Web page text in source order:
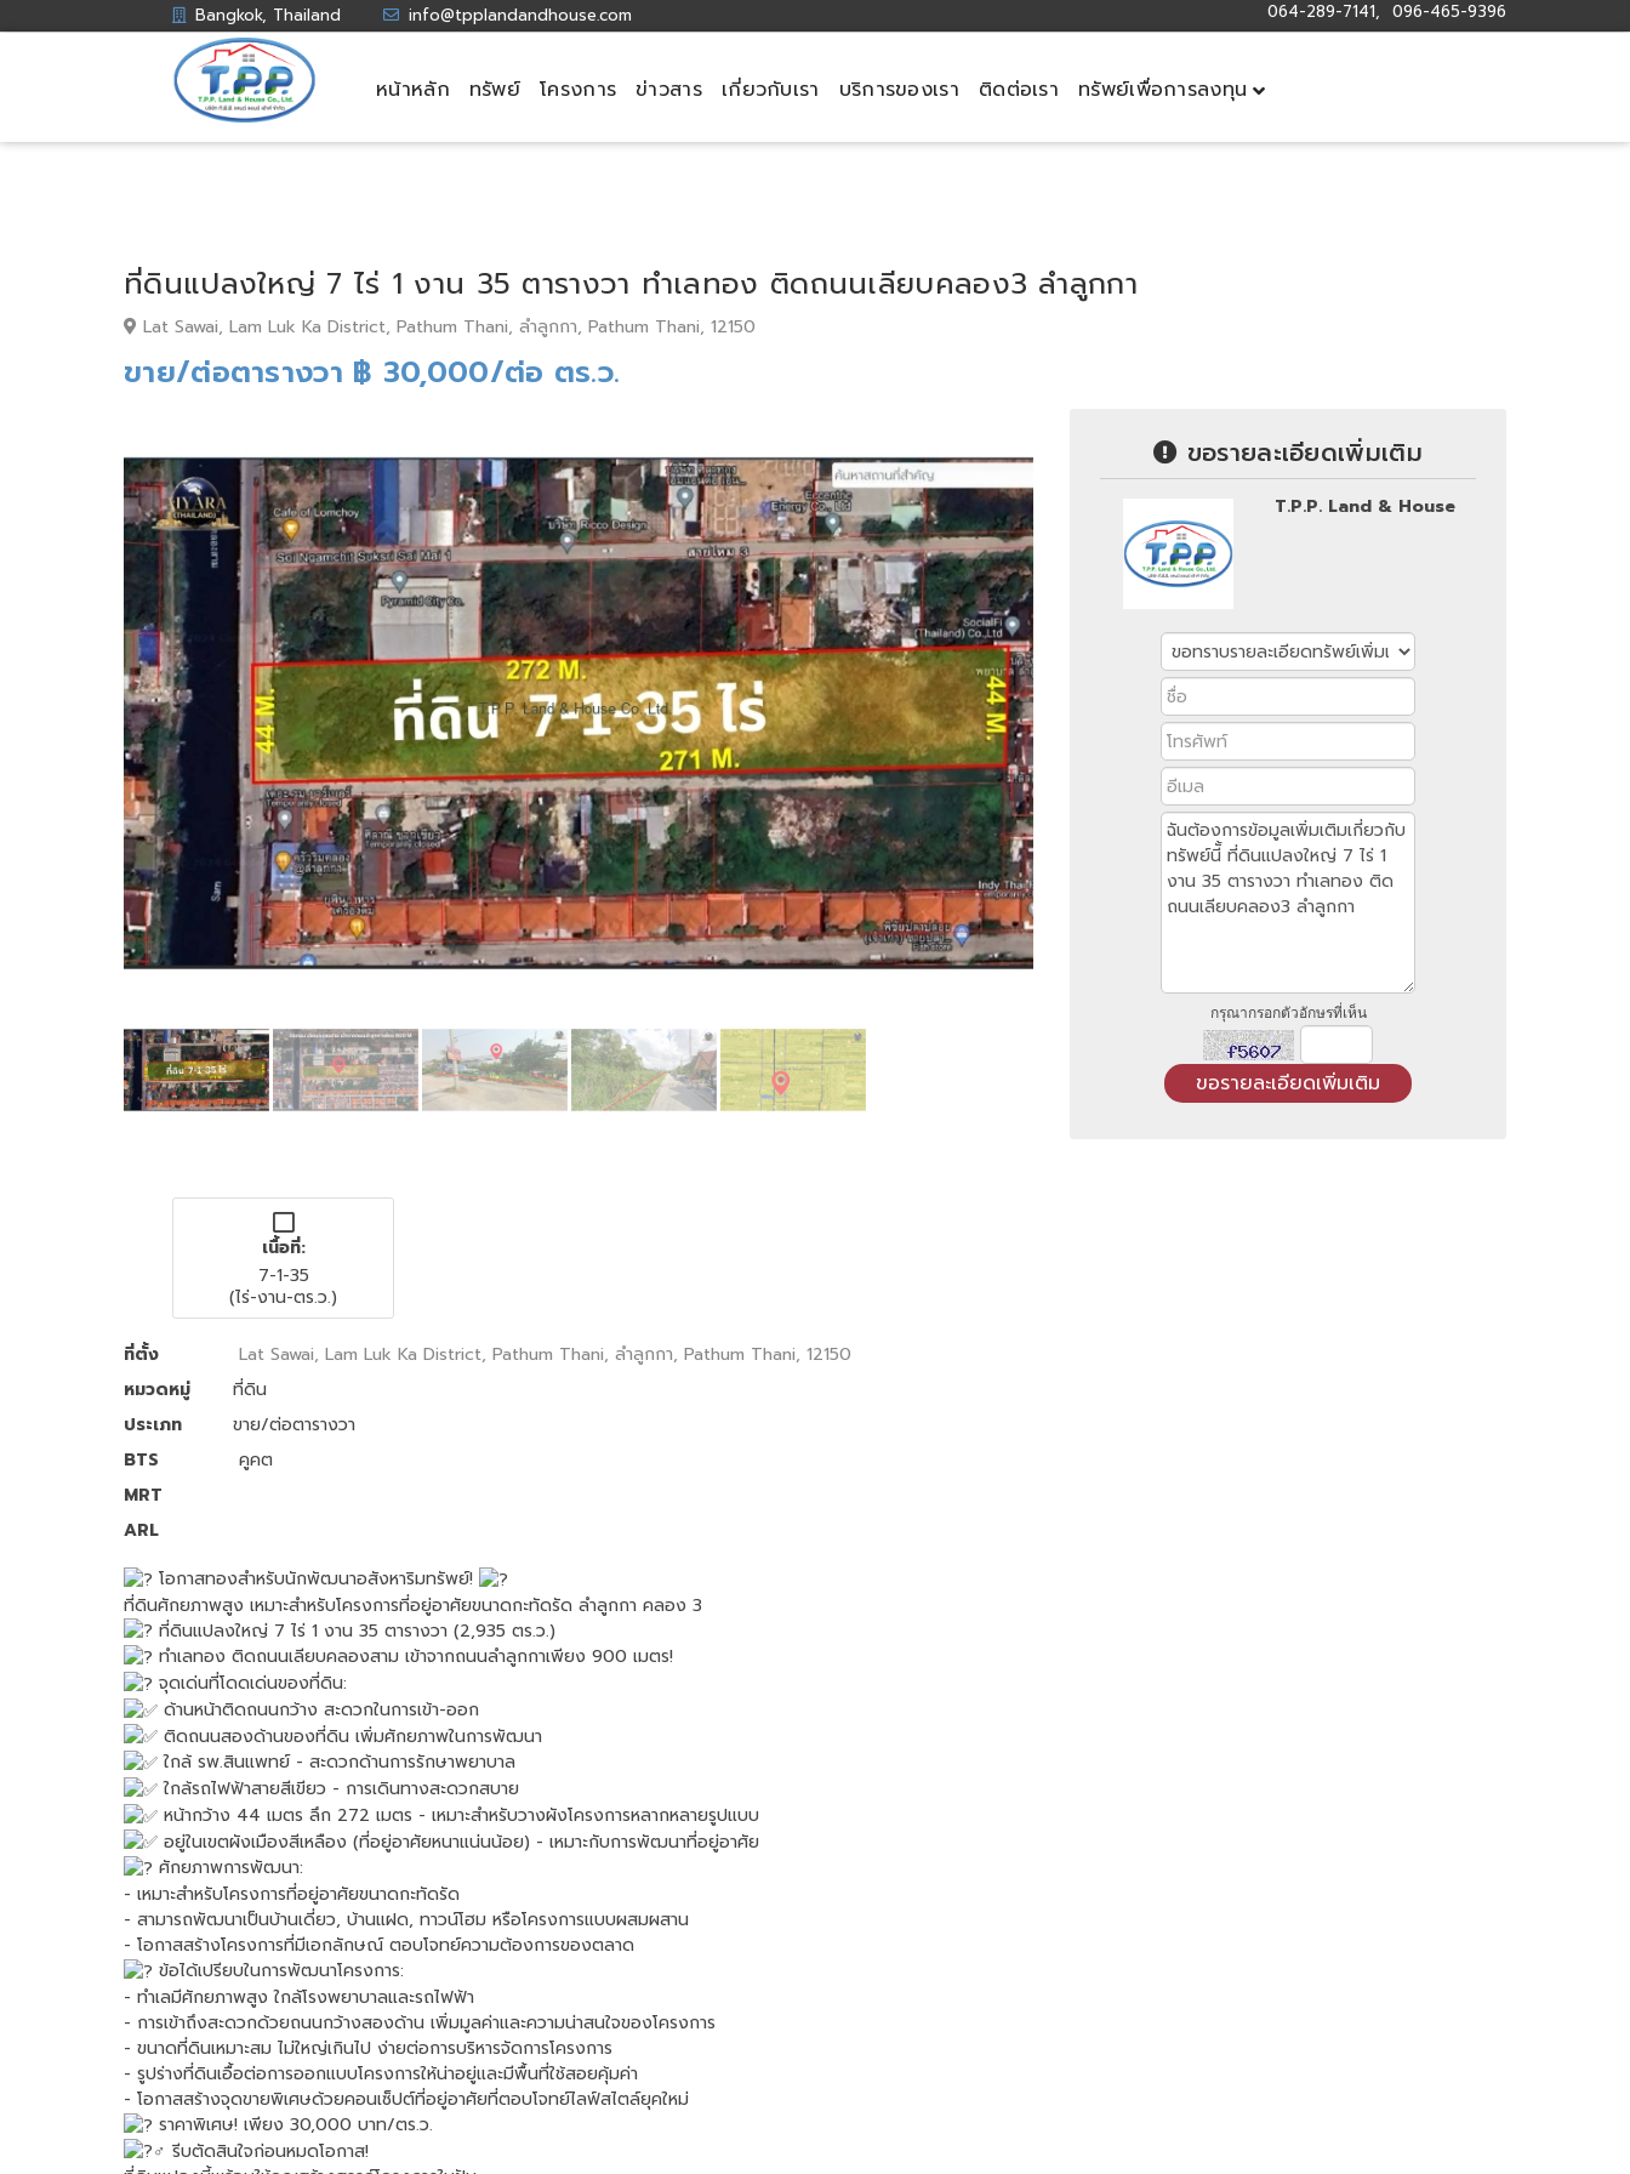
Bangkok, Thailand info@tpplandandhouse.com 064-289-7141, 096-465-9396
หน้าหลัก ทรัพย์ โครงการ ข่าวสาร เกี่ยวกับเรา บริการของเรา ติดต่อเรา ทรัพย์เพื่อการลงทุน
ที่ดินแปลงใหญ่ 7 ไร่ 1 งาน 35 ตารางวา ทำเลทอง ติดถนนเลียบคลอง3 ลำลูกกา
Lat Sawai, Lam Luk Ka District, Pathum Thani, ลำลูกกา, Pathum Thani, 12150
ขาย/ต่อตารางวา ฿ 30,000/ต่อ ตร.ว.
ขอรายละเอียดเพิ่มเติม
T.P.P. Land & House
กรุณากรอกตัวอักษรที่เห็น
เนื้อที่:
7-1-35
(ไร่-งาน-ตร.ว.)
ที่ตั้ง
Lat Sawai, Lam Luk Ka District, Pathum Thani, ลำลูกกา, Pathum Thani, 12150
หมวดหมู่
ที่ดิน
ประเภท
ขาย/ต่อตารางวา
BTS
คูคต
MRT
ARL
โอกาสทองสำหรับนักพัฒนาอสังหาริมทรัพย์!
ที่ดินศักยภาพสูง เหมาะสำหรับโครงการที่อยู่อาศัยขนาดกะทัดรัด ลำลูกกา คลอง 3
ที่ดินแปลงใหญ่ 7 ไร่ 1 งาน 35 ตารางวา (2,935 ตร.ว.)
ทำเลทอง ติดถนนเลียบคลองสาม เข้าจากถนนลำลูกกาเพียง 900 เมตร!
จุดเด่นที่โดดเด่นของที่ดิน:
ด้านหน้าติดถนนกว้าง สะดวกในการเข้า-ออก
ติดถนนสองด้านของที่ดิน เพิ่มศักยภาพในการพัฒนา
ใกล้ รพ.สินแพทย์ - สะดวกด้านการรักษาพยาบาล
ใกล้รถไฟฟ้าสายสีเขียว - การเดินทางสะดวกสบาย
หน้ากว้าง 44 เมตร ลึก 272 เมตร - เหมาะสำหรับวางผังโครงการหลากหลายรูปแบบ
อยู่ในเขตผังเมืองสีเหลือง (ที่อยู่อาศัยหนาแน่นน้อย) - เหมาะกับการพัฒนาที่อยู่อาศัย
ศักยภาพการพัฒนา:
- เหมาะสำหรับโครงการที่อยู่อาศัยขนาดกะทัดรัด
- สามารถพัฒนาเป็นบ้านเดี่ยว, บ้านแฝด, ทาวน์โฮม หรือโครงการแบบผสมผสาน
- โอกาสสร้างโครงการที่มีเอกลักษณ์ ตอบโจทย์ความต้องการของตลาด
ข้อได้เปรียบในการพัฒนาโครงการ:
- ทำเลมีศักยภาพสูง ใกล้โรงพยาบาลและรถไฟฟ้า
- การเข้าถึงสะดวกด้วยถนนกว้างสองด้าน เพิ่มมูลค่าและความน่าสนใจของโครงการ
- ขนาดที่ดินเหมาะสม ไม่ใหญ่เกินไป ง่ายต่อการบริหารจัดการโครงการ
- รูปร่างที่ดินเอื้อต่อการออกแบบโครงการให้น่าอยู่และมีพื้นที่ใช้สอยคุ้มค่า
- โอกาสสร้างจุดขายพิเศษด้วยคอนเซ็ปต์ที่อยู่อาศัยที่ตอบโจทย์ไลฟ์สไตล์ยุคใหม่
ราคาพิเศษ! เพียง 30,000 บาท/ตร.ว.
รีบตัดสินใจก่อนหมดโอกาส!